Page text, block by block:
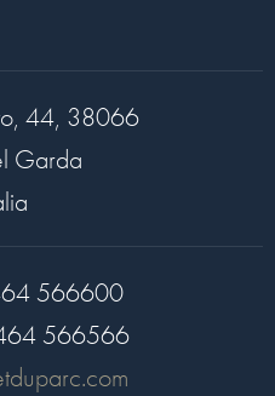
44, 38066
Garda
566600
566566